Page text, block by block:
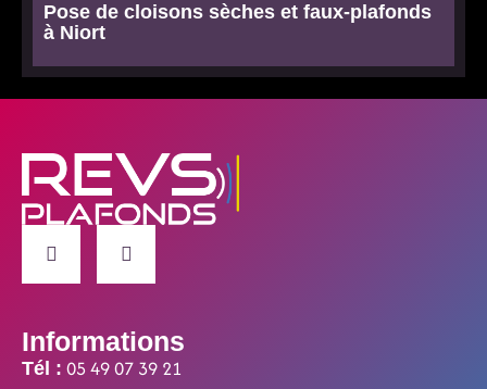
Pose de cloisons sèches et faux-plafonds
à Niort
Informations
Tél : 05 49 07 39 21